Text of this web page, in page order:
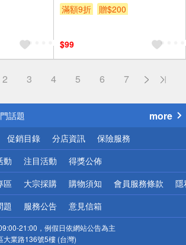
滿額9折
贈$200
$99
2 3 4 5 6 7
遠地區配送
公告
話題
優惠
地區配送
網頁！請小心！
more
促銷目錄 分店資訊 保險服務
動 注目活動 得獎公佈
區 大宗採購 購物須知 會員服務條款 隱
題 服務公告 意見信箱
21:00，例假日依網站公告為主
大業路136號5樓 (台灣)